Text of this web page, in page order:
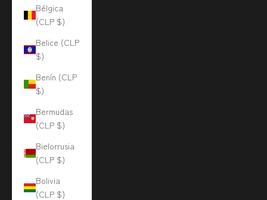
Bélgica
(CLP $)
Belice (CLP
$)
Benín (CLP
$)
Bermudas
(CLP $)
Bielorrusia
(CLP $)
Bolivia
(CLP $)